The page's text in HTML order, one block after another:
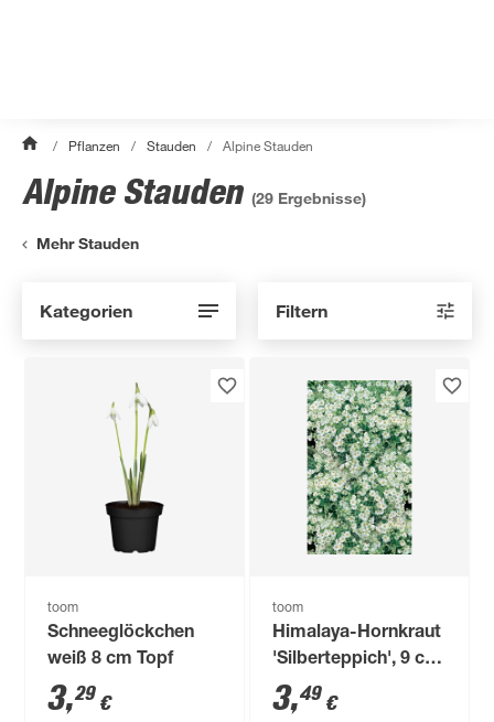
/ Pflanzen / Stauden / Alpine Stauden
Alpine Stauden (29 Ergebnisse)
Mehr Stauden
Kategorien Filtern
toom
Schneeglöckchen
weiß 8 cm Topf
3,29 €
toom
Himalaya-Hornkraut
'Silberteppich', 9 cm
Topf
3,49 €